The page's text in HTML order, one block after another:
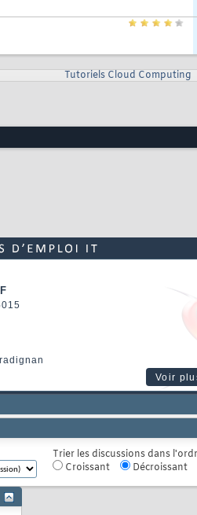
Tutoriels Cloud Computing
Voir
Trier les discussions dans
Croissant
Décroissant